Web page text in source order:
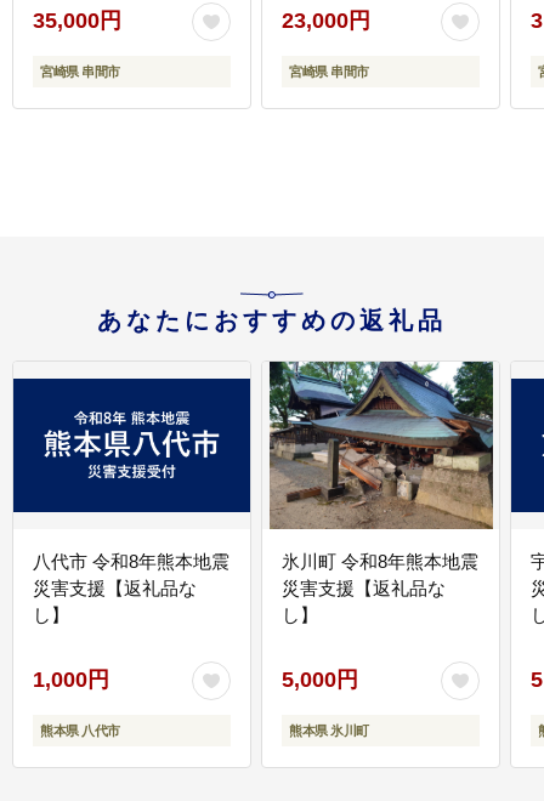
_K027-005
35,000円
宮崎県 串間市
商店】_K023-004
23,000円
宮崎県 串間市
あなたにおすすめの返礼品
八代市 令和8年熊本地震
災害支援【返礼品な
し】
1,000円
熊本県 八代市
氷川町 令和8年熊本地震
災害支援【返礼品な
し】
5,000円
熊本県 氷川町